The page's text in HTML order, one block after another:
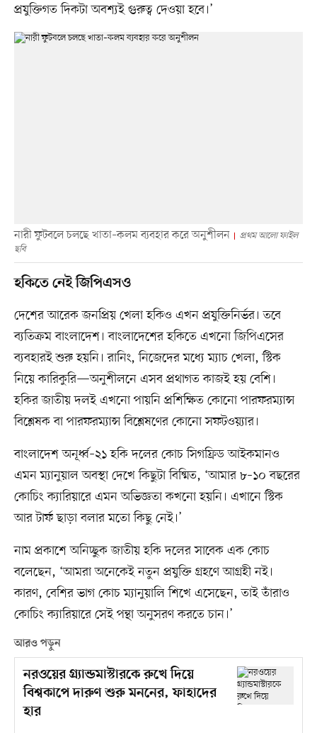
প্রযুক্তিগত দিকটা অবশ্যই গুরুত্ব দেওয়া হবে।’
নারী ফুটবলে চলছে খাতা–কলম ব্যবহার করে অনুশীলন
প্রথম আলো ফাইল
ছবি
হকিতে নেই জিপিএসও
দেশের আরেক জনপ্রিয় খেলা হকিও এখন প্রযুক্তিনির্ভর। তবে
ব্যতিক্রম বাংলাদেশ। বাংলাদেশের হকিতে এখনো জিপিএসের
ব্যবহারই শুরু হয়নি। রানিং, নিজেদের মধ্যে ম্যাচ খেলা, স্টিক
নিয়ে কারিকুরি—অনুশীলনে এসব প্রথাগত কাজই হয় বেশি।
হকির জাতীয় দলই এখনো পায়নি প্রশিক্ষিত কোনো পারফরম্যান্স
বিশ্লেষক বা পারফরম্যান্স বিশ্লেষণের কোনো সফটওয়্যার।
বাংলাদেশ অনূর্ধ্ব–২১ হকি দলের কোচ সিগফ্রিড আইকমানও
এমন ম্যানুয়াল অবস্থা দেখে কিছুটা বিষ্মিত, ‘আমার ৮–১০ বছরের
কোচিং ক্যারিয়ারে এমন অভিজ্ঞতা কখনো হয়নি। এখানে স্টিক
আর টার্ফ ছাড়া বলার মতো কিছু নেই।’
নাম প্রকাশে অনিচ্ছুক জাতীয় হকি দলের সাবেক এক কোচ
বলেছেন, ‘আমরা অনেকেই নতুন প্রযুক্তি গ্রহণে আগ্রহী নই।
কারণ, বেশির ভাগ কোচ ম্যানুয়ালি শিখে এসেছেন, তাই তাঁরাও
কোচিং ক্যারিয়ারে সেই পন্থা অনুসরণ করতে চান।’
আরও পড়ুন
নরওয়ের গ্র্যান্ডমাস্টারকে রুখে দিয়ে
বিশ্বকাপে দারুণ শুরু মননের, ফাহাদের
হার